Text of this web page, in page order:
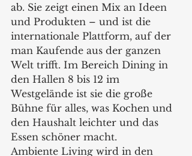
ab. Sie zeigt einen Mix an Ideen
und Produkten – und ist die
internationale Plattform, auf der
man Kaufende aus der ganzen
Welt trifft. Im Bereich Dining in
den Hallen 8 bis 12 im
Westgelände ist sie die große
Bühne für alles, was Kochen und
den Haushalt leichter und das
Essen schöner macht.
Ambiente Living wird in den